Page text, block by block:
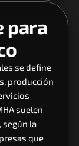
para
se define
producción
suelen
según la
que